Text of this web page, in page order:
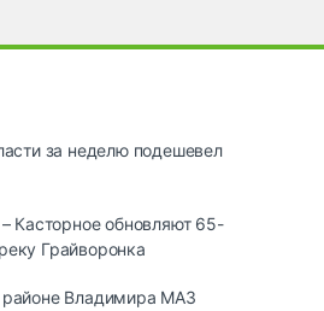
за неделю подешевел
Касторное обновляют 65-
Грайворонка
Владимира МАЗ